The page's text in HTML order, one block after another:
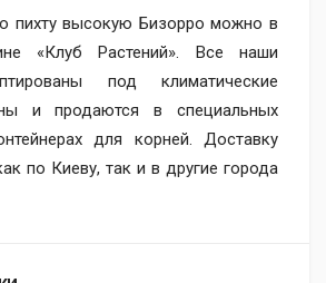
пихту высокую Бизорро можно в
«Клуб Растений». Все наши
под климатические
и продаются в специальных
для корней. Доставку
по Киеву, так и в другие города